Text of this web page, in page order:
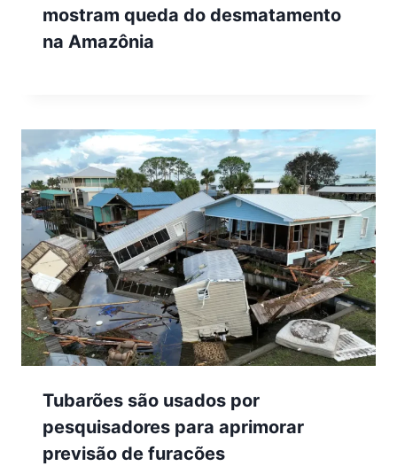
mostram queda do desmatamento
na Amazônia
Tubarões são usados por
pesquisadores para aprimorar
previsão de furacões